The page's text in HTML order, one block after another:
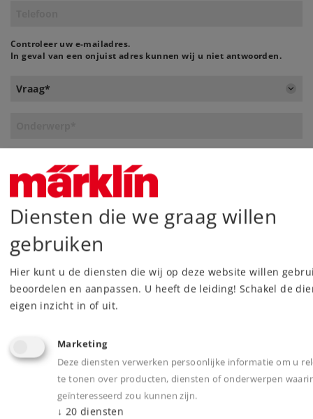
Controleer uw e-mailadres.
In geval van een onjuist adres kunnen wij u niet antwoorden.
Vraag*
Geef indien van toepassing het artikelnummer van uw product of
Ja, ik heb kennis genomen van de genomen
maatregelen inzake gegevensbescherming en ben
Houd u er rekening mee dat de met * gekenmerkte vragen
ingevuld dienen te worden.
Diensten die we graag willen
gebruiken
Hier kunt u de diensten die wij op deze website willen
beoordelen en aanpassen. U heeft de leiding! Schakel de
eigen inzicht in of uit.
Marketing
Deze diensten verwerken persoonlijke informatie om u
te tonen over producten, diensten of onderwerpen
geïnteresseerd zou kunnen zijn.
↓ 20 diensten